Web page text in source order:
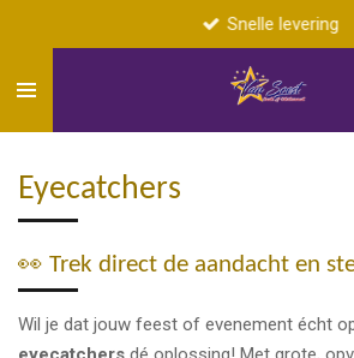
naar
Snelle levering
Eyecatchers
👀 Trek direct de aandacht en
Wil je dat jouw feest of evenement écht